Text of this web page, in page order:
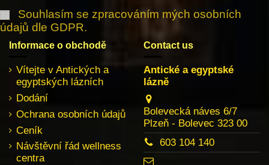
Souhlasím se zpracováním mých osobních
údajů dle GDPR.
Informace o obchodě
Vítejte v Antických a
egyptských lázních
Dodání
Ochrana osobních údajů
Ceník
Návštěvní řád wellness
centra
Contact us
Antické a egyptské
lázně
Bolevecká náves 6/7
Plzeň - Bolevec 323 00
603 104 140